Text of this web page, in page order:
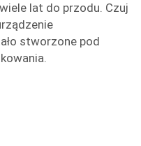
lat do przodu. Czuj
stworzone pod